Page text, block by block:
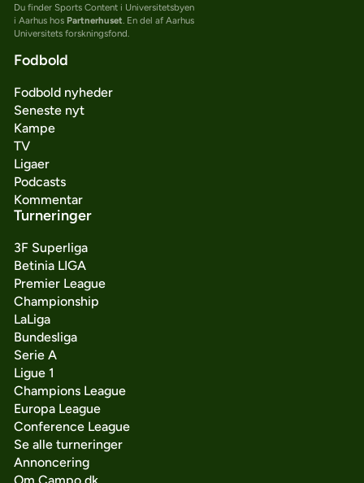
Du finder Sports Content i Universitetsbyen
i Aarhus hos Partnerhuset. En del af Aarhus
Universitets forskningsfond.
Fodbold
Fodbold nyheder
Seneste nyt
Kampe
TV
Ligaer
Podcasts
Kommentar
Turneringer
3F Superliga
Betinia LIGA
Premier League
Championship
LaLiga
Bundesliga
Serie A
Ligue 1
Champions League
Europa League
Conference League
Se alle turneringer
Annoncering